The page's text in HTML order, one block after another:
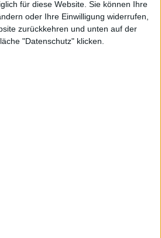
für diese Website. Sie können Ihre
oder Ihre Einwilligung widerrufen,
zurückkehren und unten auf der
"Datenschutz" klicken.
Ihr es letztendlich, dass die
größere und verheerendere
Dabei entwickelt sich die
nach Angaben des Publishers